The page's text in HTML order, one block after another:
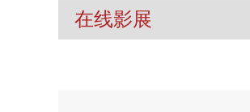
在线影展